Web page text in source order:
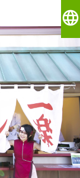
language